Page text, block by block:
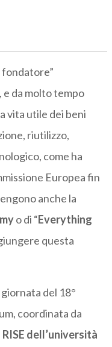
fondatore”
e da molto tempo
vita utile dei beni
riutilizzo,
come ha
Europea fin
anche la
o di “Everything
questa
del 18°
coordinata da
dell’università